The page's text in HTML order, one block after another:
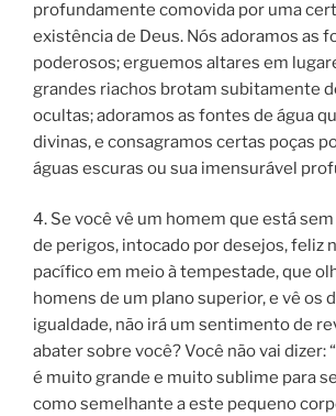
profundamente comovida por uma
existência de Deus. Nós adoramos as
poderosos; erguemos altares em
grandes riachos brotam subitamente
ocultas; adoramos as fontes de água
divinas, e consagramos certas poças
águas escuras ou sua imensurável
4. Se você vê um homem que está
de perigos, intocado por desejos, feliz
pacífico em meio à tempestade, que
homens de um plano superior, e vê os
igualdade, não irá um sentimento de
abater sobre você? Você não vai dizer:
é muito grande e muito sublime para
como semelhante a este pequeno